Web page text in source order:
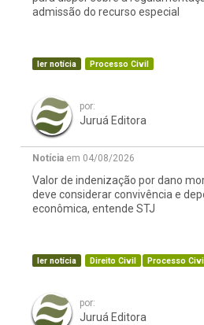
admissão do recurso especial
ler notícia Processo Civil
por:
Juruá Editora
Notícia em 04/08/2026
Valor de indenização por dano
deve considerar convivência e
econômica, entende STJ
ler notícia Direito Civil Processo Civil
por:
Juruá Editora